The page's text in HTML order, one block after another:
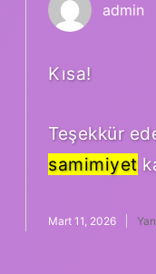
admin
Kısa!
Teşekkür
samimiyet
Mart 11, 2026